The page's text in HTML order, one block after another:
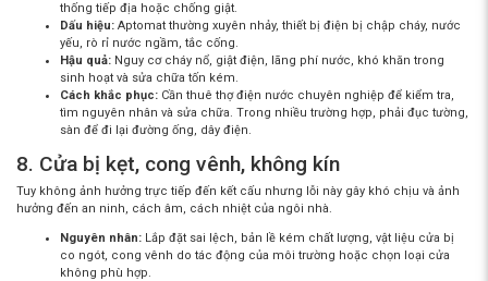
thống tiếp địa hoặc chống giật.
Dấu hiệu: Aptomat thường xuyên nhảy, thiết bị điện bị chập cháy, nước
yếu, rò rỉ nước ngầm, tắc cống.
Hậu quả: Nguy cơ cháy nổ, giật điện, lãng phí nước, khó khăn trong
sinh hoạt và sửa chữa tốn kém.
Cách khắc phục: Cần thuê thợ điện nước chuyên nghiệp để kiểm tra,
tìm nguyên nhân và sửa chữa. Trong nhiều trường hợp, phải đục tường,
sàn để đi lại đường ống, dây điện.
8. Cửa bị kẹt, cong vênh, không kín
Tuy không ảnh hưởng trực tiếp đến kết cấu nhưng lỗi này gây khó chịu và ảnh
hưởng đến an ninh, cách âm, cách nhiệt của ngôi nhà.
Nguyên nhân: Lắp đặt sai lệch, bản lề kém chất lượng, vật liệu cửa bị
co ngót, cong vênh do tác động của môi trường hoặc chọn loại cửa
không phù hợp.